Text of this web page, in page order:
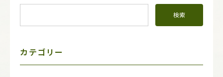
ニ
カテゴリー